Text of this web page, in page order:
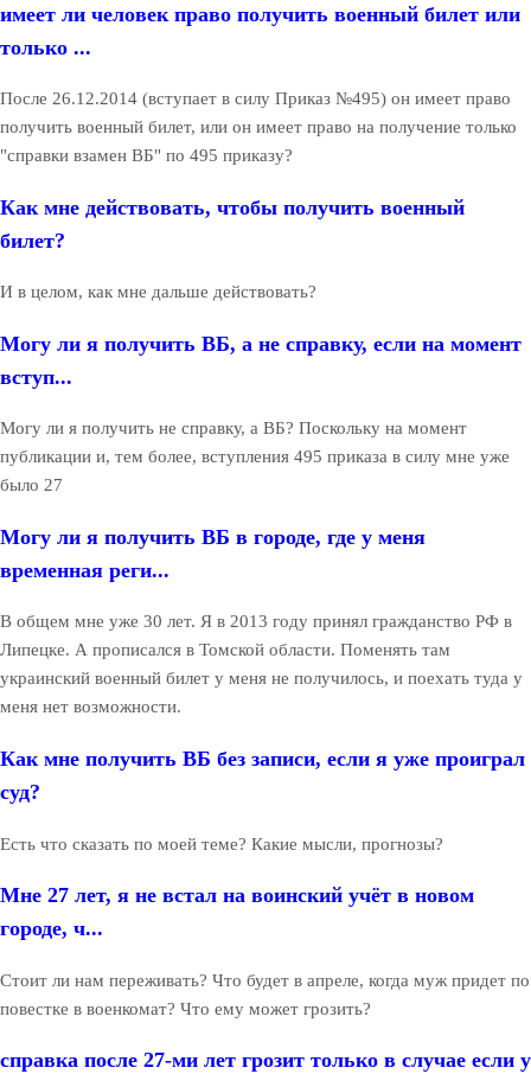
имеет ли человек право получить военный билет или
только ...
После 26.12.2014 (вступает в силу Приказ №495) он имеет право
получить военный билет, или он имеет право на получение только
"справки взамен ВБ" по 495 приказу?
Как мне действовать, чтобы получить военный
билет?
И в целом, как мне дальше действовать?
Могу ли я получить ВБ, а не справку, если на момент
вступ...
Могу ли я получить не справку, а ВБ? Поскольку на момент
публикации и, тем более, вступления 495 приказа в силу мне уже
было 27
Могу ли я получить ВБ в городе, где у меня
временная реги...
В общем мне уже 30 лет. Я в 2013 году принял гражданство РФ в
Липецке. А прописался в Томской области. Поменять там
украинский военный билет у меня не получилось, и поехать туда у
меня нет возможности.
Как мне получить ВБ без записи, если я уже проиграл
суд?
Есть что сказать по моей теме? Какие мысли, прогнозы?
Мне 27 лет, я не встал на воинский учёт в новом
городе, ч...
Стоит ли нам переживать? Что будет в апреле, когда муж придет по
повестке в военкомат? Что ему может грозить?
справка после 27-ми лет грозит только в случае если у